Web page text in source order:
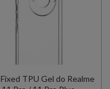
TPU Gel do Realme